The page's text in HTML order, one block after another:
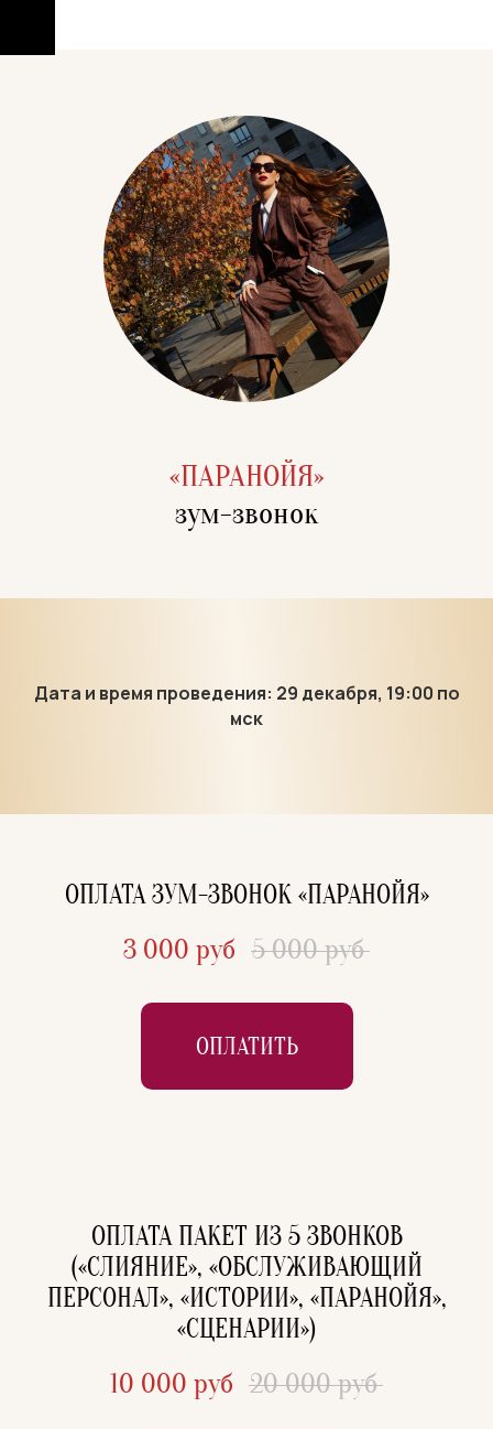
«ПАРАНОЙЯ»
зум-звонок
Дата и время проведения: 29 декабря, 19:00 по
мск
ОПЛАТА ЗУМ-ЗВОНОК«ПАРАНОЙЯ»
3 000 руб 5 000 руб
ОПЛАТИТЬ
ОПЛАТА ПАКЕТ ИЗ 5 ЗВОНКОВ
(«СЛИЯНИЕ», «ОБСЛУЖИВАЮЩИЙ
ПЕРСОНАЛ», «ИСТОРИИ», «ПАРАНОЙЯ»,
«СЦЕНАРИИ»)
10 000 руб 20 000 руб